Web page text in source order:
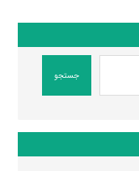
جستجو